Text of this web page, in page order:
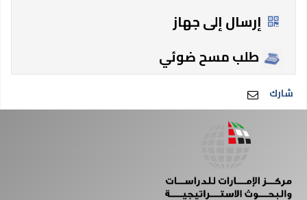
إرسال إلى جهاز
طلب مسح ضوئي
شارك